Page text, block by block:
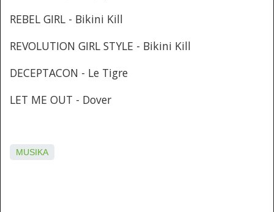
REBEL GIRL - Bikini Kill
REVOLUTION GIRL STYLE - Bikini Kill
DECEPTACON - Le Tigre
LET ME OUT - Dover
MUSIKA